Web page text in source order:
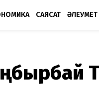
САЯСАТ ӘЛЕУМЕТ